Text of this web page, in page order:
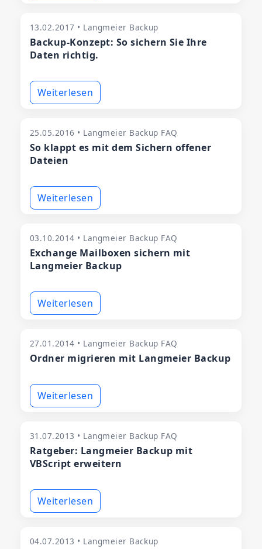
13.02.2017 • Langmeier Backup
Backup-Konzept: So sichern Sie Ihre
Daten richtig.
Weiterlesen
25.05.2016 • Langmeier Backup FAQ
So klappt es mit dem Sichern offener
Dateien
Weiterlesen
03.10.2014 • Langmeier Backup FAQ
Exchange Mailboxen sichern mit
Langmeier Backup
Weiterlesen
27.01.2014 • Langmeier Backup FAQ
Ordner migrieren mit Langmeier Backup
Weiterlesen
31.07.2013 • Langmeier Backup FAQ
Ratgeber: Langmeier Backup mit
VBScript erweitern
Weiterlesen
04.07.2013 • Langmeier Backup